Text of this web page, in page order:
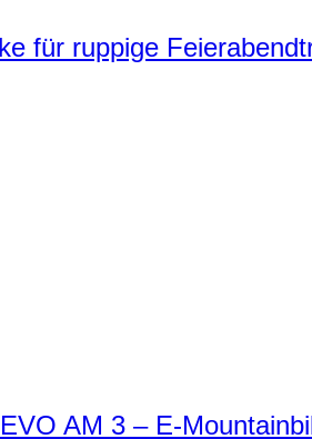
für ruppige
AM 3 – E-